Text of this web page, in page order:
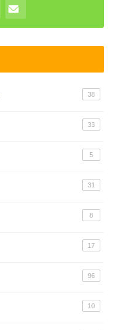
38
33
5
31
8
17
96
10